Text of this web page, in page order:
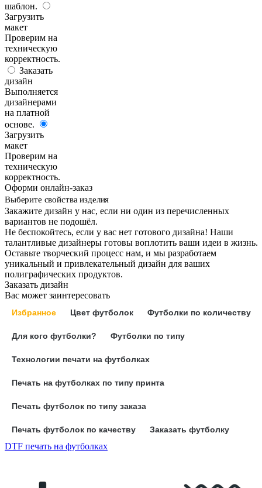
шаблон.
Загрузить
макет
Проверим на
техническую
корректность.
Заказать
дизайн
Выполняется
дизайнерами
на платной
основе.
Загрузить
макет
Проверим на
техническую
корректность.
Оформи онлайн-заказ
Выберите свойства изделия
Закажите дизайн у нас, если ни один из перечисленных
вариантов не подошёл.
Не беспокойтесь, если у вас нет готового дизайна! Наши
талантливые дизайнеры готовы воплотить ваши идеи в жизнь.
Оставьте творческий процесс нам, и мы разработаем
уникальный и привлекательный дизайн для ваших
полиграфических продуктов.
Заказать дизайн
Вас может заинтересовать
Избранное Цвет футболок Футболки по количеству
Для кого футболки? Футболки по типу
Технологии печати на футболках
Печать на футболках по типу принта
Печать футболок по типу заказа
Печать футболок по качеству Заказать футболку
DTF печать на футболках